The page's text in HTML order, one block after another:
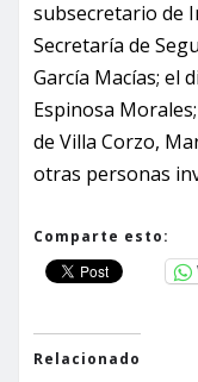
subsecretario de
Secretaría de
García Macías; el
Espinosa
de Villa Corzo,
otras personas
Comparte esto:
Relacionado